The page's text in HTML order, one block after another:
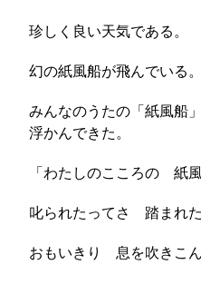
珍しく良い天気である。
幻の紙風船が飛んでいる。
みんなのうたの「紙風船
浮かんできた。
「わたしのこころの 紙
叱られたってさ 踏まれ
おもいきり 息を吹きこ